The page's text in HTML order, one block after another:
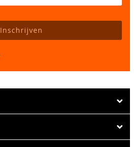
Inschrijven